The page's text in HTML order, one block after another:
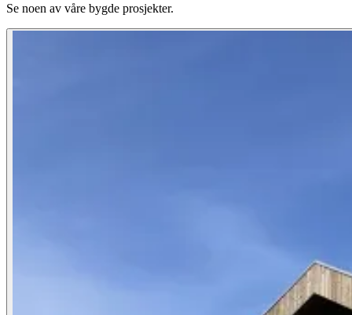
Se noen av våre bygde prosjekter.